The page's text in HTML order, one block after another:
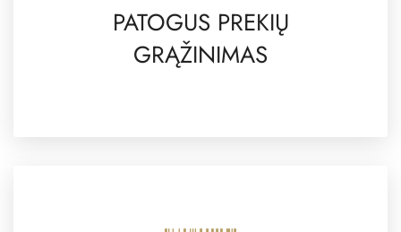
PATOGUS PREKIŲ
GRĄŽINIMAS